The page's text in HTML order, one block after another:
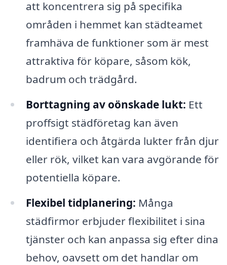
att koncentrera sig på specifika
områden i hemmet kan städteamet
framhäva de funktioner som är mest
attraktiva för köpare, såsom kök,
badrum och trädgård.
Borttagning av oönskade lukt: Ett
proffsigt städföretag kan även
identifiera och åtgärda lukter från djur
eller rök, vilket kan vara avgörande för
potentiella köpare.
Flexibel tidplanering: Många
städfirmor erbjuder flexibilitet i sina
tjänster och kan anpassa sig efter dina
behov, oavsett om det handlar om